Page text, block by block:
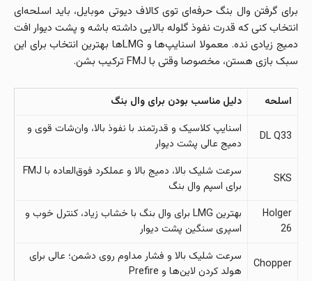
برای گرفتن وال بنگ حرفه‌ای توی کالاف دیوتی موبایل، باید اسلحه‌ای
انتخاب کنی که قدرت نفوذ گلوله بالایی داشته باشه و پشت دیوار افت
دمیج زیادی نده. معمولا اسنایپ‌ها و LMGها بهترین انتخاب برای این
سبک بازی هستن، مخصوصا وقتی با FMJ ترکیب بشن.
اسلحه دلیل مناسب بودن برای وال بنگ
DL Q33
اسنایپ کلاسیک و قدرتمند با نفوذ بالا، وان‌شات قوی و
دمیج عالی پشت دیوار
SKS
سرعت شلیک بالا، دمیج بالا و عملکرد فوق‌العاده با FMJ
برای اسپم وال بنگ
Holger
26
بهترین LMG برای وال بنگ با خشاب زیاد، کنترل خوب و
اسپری سنگین پشت دیوار
Chopper
سرعت شلیک بالا و فشار مداوم روی دشمن؛ عالی برای
هولد کردن لاین‌ها و Prefire